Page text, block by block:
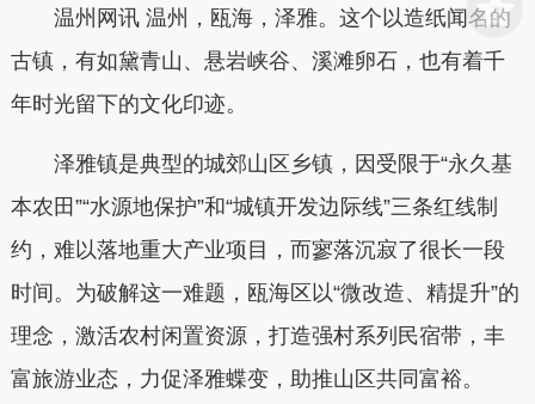
温州网讯 温州，瓯海，泽雅。这个以造纸闻名的
古镇，有如黛青山、悬岩峡谷、溪滩卵石，也有着千
年时光留下的文化印迹。
泽雅镇是典型的城郊山区乡镇，因受限于“永久基
本农田”“水源地保护”和“城镇开发边际线”三条红线制
约，难以落地重大产业项目，而寥落沉寂了很长一段
时间。为破解这一难题，瓯海区以“微改造、精提升”的
理念，激活农村闲置资源，打造强村系列民宿带，丰
富旅游业态，力促泽雅蝶变，助推山区共同富裕。